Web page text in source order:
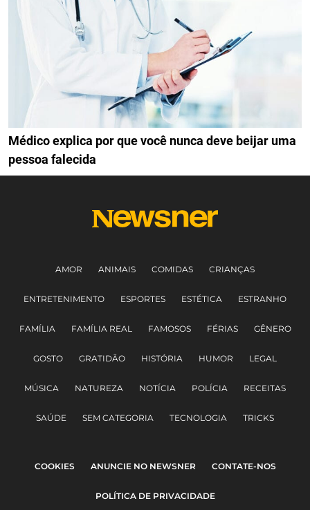
Médico explica por que você nunca deve beijar uma
pessoa falecida
AMOR ANIMAIS COMIDAS CRIANÇAS
ENTRETENIMENTO ESPORTES ESTÉTICA ESTRANHO
FAMÍLIA FAMÍLIA REAL FAMOSOS FÉRIAS GÊNERO
GOSTO GRATIDÃO HISTÓRIA HUMOR LEGAL
MÚSICA NATUREZA NOTÍCIA POLÍCIA RECEITAS
SAÚDE SEM CATEGORIA TECNOLOGIA TRICKS
COOKIES ANUNCIE NO NEWSNER CONTATE-NOS
POLÍTICA DE PRIVACIDADE